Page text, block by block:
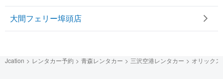
大間フェリー埠頭店
Jcation レンタカー予約 青森レンタカー 三沢空港レンタカー オリック